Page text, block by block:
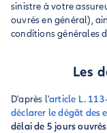
sinistre à votre
ouvrés en général),
conditions générales
Les
D'après l'article L.
déclarer le dégât des
délai de 5 jours